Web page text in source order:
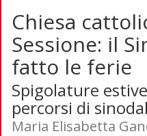
Chiesa
Sessione: il
fatto le ferie
Spigolature
percorsi di
Maria Elisabetta